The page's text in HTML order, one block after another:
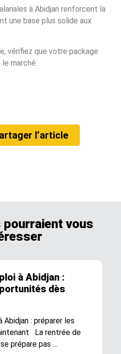
à Abidjan renforcent la
une base plus solide aux
vérifiez que votre package
marché.
l’article
vous
à Abidjan :
dès
Abidjan : préparer les
La rentrée de
se prépare pas …